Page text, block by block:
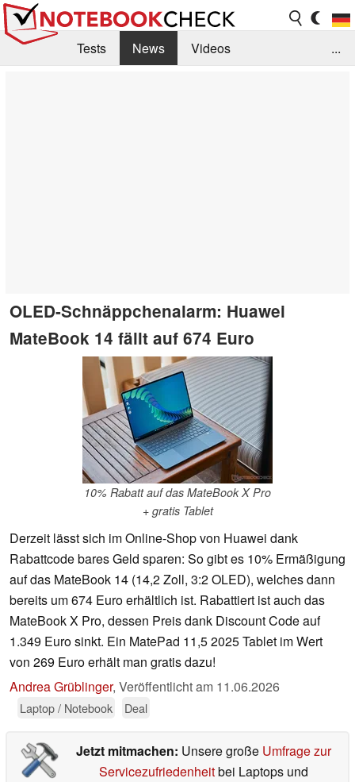
Tests News
Videos
...
OLED-Schnäppchenalarm: Huawei
MateBook 14 fällt auf 674 Euro
10% Rabatt auf das MateBook X Pro
+ gratis Tablet
Derzeit lässt sich im Online-Shop von Huawei dank
Rabattcode bares Geld sparen: So gibt es 10% Ermäßigung
auf das MateBook 14 (14,2 Zoll, 3:2 OLED), welches dann
bereits um 674 Euro erhältlich ist. Rabattiert ist auch das
MateBook X Pro, dessen Preis dank Discount Code auf
1.349 Euro sinkt. Ein MatePad 11,5 2025 Tablet im Wert
von 269 Euro erhält man gratis dazu!
Andrea Grüblinger, Veröffentlicht am 11.06.2026
Laptop / Notebook Deal
Jetzt mitmachen: Unsere große Umfrage zur
Servicezufriedenheitbei Laptops und